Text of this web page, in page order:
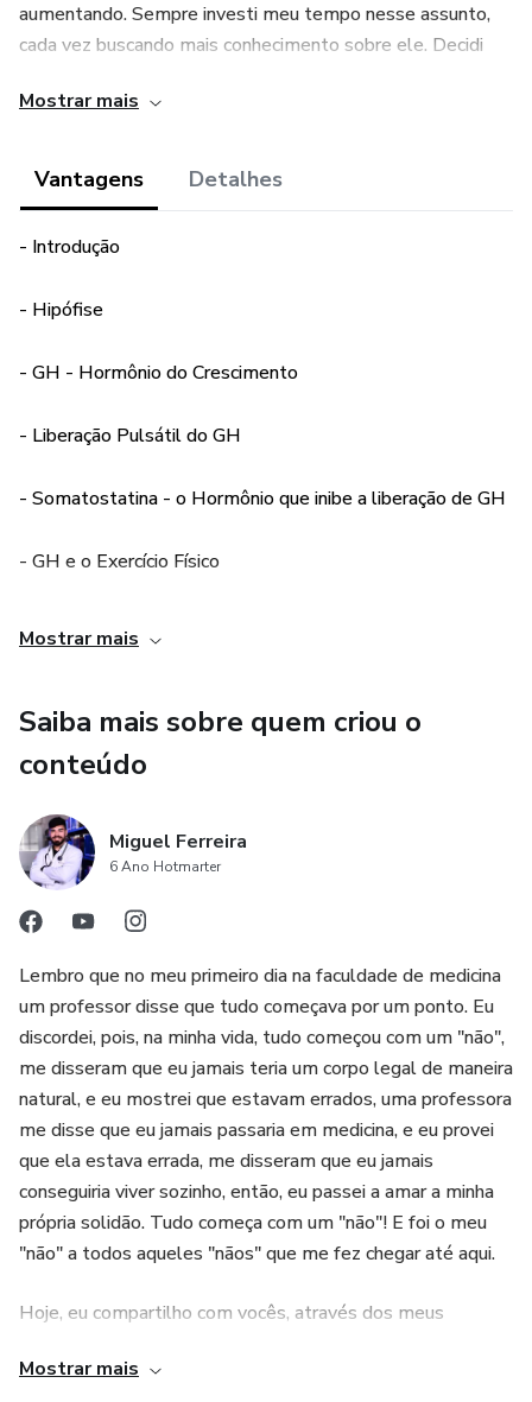
aumentando. Sempre investi meu tempo nesse assunto,
cada vez buscando mais conhecimento sobre ele. Decidi
faculdade, palestras, simpósios, contato
com profissionais da área e estudo autônomo.
Mostrar mais
Vantagens Detalhes
- Introdução
- Hipófise
- GH - Hormônio do Crescimento
- Liberação Pulsátil do GH
- Somatostatina - o Hormônio que inibe a liberação de GH
- GH e o Exercício Físico
- Efeitos fisiológicos do GH
- O GH como Recurso Ergogênico
- Concluindo
“Este produto não substitui o parecer profissional. Sempre
consulte um profissional da saúde para tratar de assuntos
relativos à saúde.”
Mostrar mais
Saiba mais sobre quem criou o
conteúdo
Miguel Ferreira
6 Ano Hotmarter
Lembro que no meu primeiro dia na faculdade de medicina
um professor disse que tudo começava por um ponto. Eu
discordei, pois, na minha vida, tudo começou com um "não",
me disseram que eu jamais teria um corpo legal de maneira
natural, e eu mostrei que estavam errados, uma professora
me disse que eu jamais passaria em medicina, e eu provei
que ela estava errada, me disseram que eu jamais
conseguiria viver sozinho, então, eu passei a amar a minha
própria solidão. Tudo começa com um "não"! E foi o meu
"não" a todos aqueles "nãos" que me fez chegar até aqui.
Hoje, eu compartilho com vocês, através dos meus
superações. Aprecie sem moderação e seja você mesmo, o
Mostrar mais